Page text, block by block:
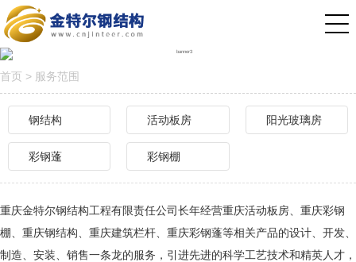
首页 > 服务范围
钢结构 活动板房 阳光玻璃房
彩钢蓬 彩钢棚
重庆金特尔钢结构工程有限责任公司长年经营重庆活动板房、重庆彩钢
棚、重庆钢结构、重庆建筑栏杆、重庆彩钢蓬等相关产品的设计、开发、
制造、安装、销售一条龙的服务，引进先进的科学工艺技术和精英人才，